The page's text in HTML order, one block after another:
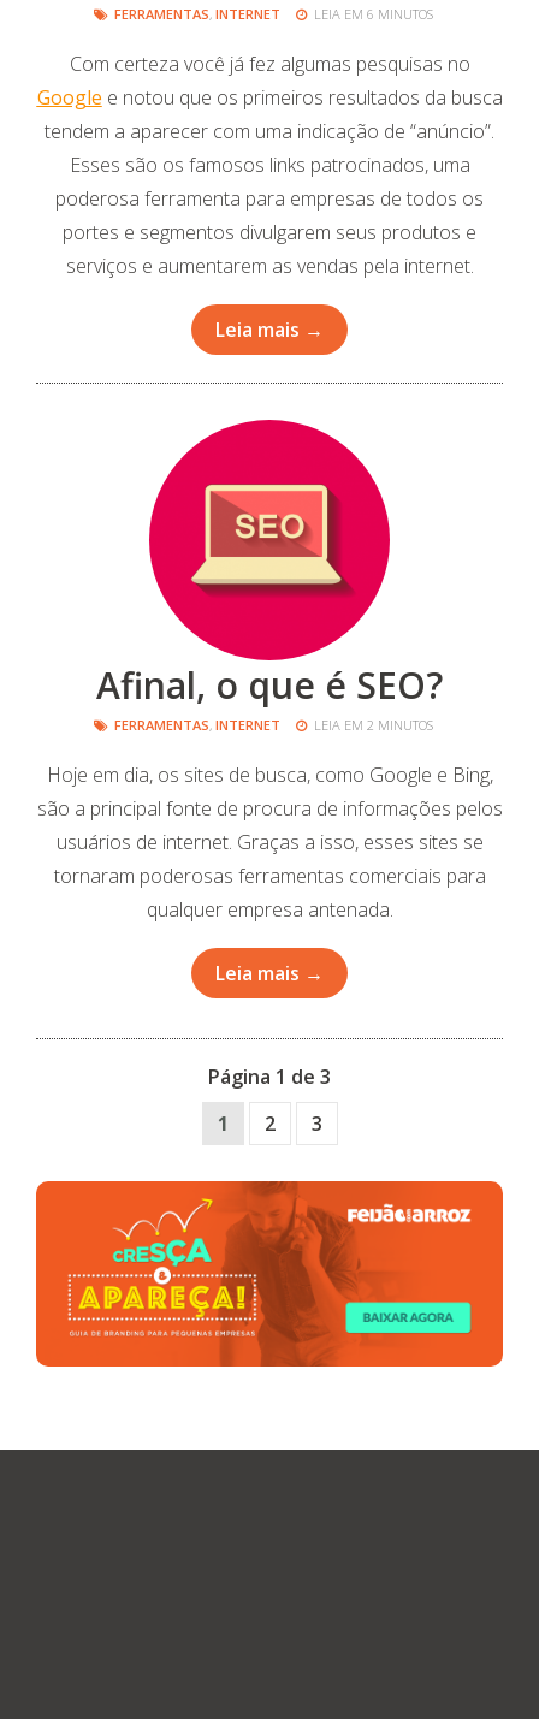
FERRAMENTAS, INTERNET LEIA EM 6 MINUTOS
Com certeza você já fez algumas pesquisas no
Google e notou que os primeiros resultados da busca
tendem a aparecer com uma indicação de “anúncio”.
Esses são os famosos links patrocinados, uma
poderosa ferramenta para empresas de todos os
portes e segmentos divulgarem seus produtos e
serviços e aumentarem as vendas pela internet.
Leia mais →
Afinal, o que é SEO?
FERRAMENTAS, INTERNET LEIA EM 2 MINUTOS
Hoje em dia, os sites de busca, como Google e Bing,
são a principal fonte de procura de informações pelos
usuários de internet. Graças a isso, esses sites se
tornaram poderosas ferramentas comerciais para
qualquer empresa antenada.
Leia mais →
Página 1 de 3
1
2 3